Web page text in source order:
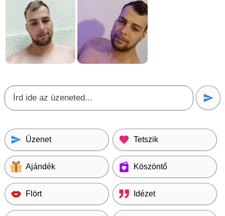
Üzenet Tetszik
Ajándék Köszöntő
Flört Idézet